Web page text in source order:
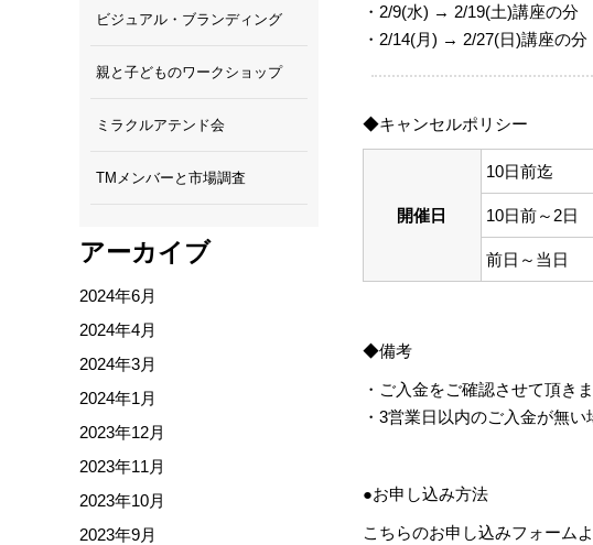
・2/9(水) → 2/19(土)講座の分
・2/14(月) → 2/27(日)講座の分
◆キャンセルポリシー
開催日
10日前迄
10日前～2日
前日～当日
◆備考
・ご入金をご確認させて頂き
・3営業日以内のご入金が無
●お申し込み方法
こちらのお申し込みフォーム
ビジュアル・ブランディング
親と子どものワークショップ
ミラクルアテンド会
TMメンバーと市場調査
アーカイブ
2024年6月
2024年4月
2024年3月
2024年1月
2023年12月
2023年11月
2023年10月
2023年9月